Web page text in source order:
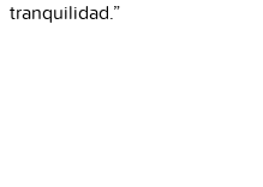
tranquilidad.”